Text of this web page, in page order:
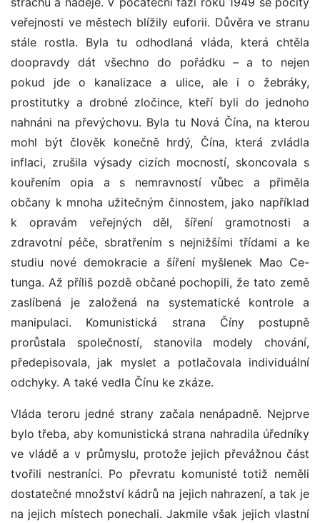
veřejnosti ve městech blížily euforii. Důvěra ve stranu
stále rostla. Byla tu odhodlaná vláda, která chtěla
doopravdy dát všechno do pořádku – a to nejen
pokud jde o kanalizace a ulice, ale i o žebráky,
prostitutky a drobné zločince, kteří byli do jednoho
nahnáni na převýchovu. Byla tu Nová Čína, na kterou
mohl být člověk konečně hrdý, Čína, která zvládla
inflaci, zrušila výsady cizích mocností, skoncovala s
kouřením opia a s nemravností vůbec a přiměla
občany k mnoha užitečným činnostem, jako například
k opravám veřejných děl, šíření gramotnosti a
zdravotní péče, sbratřením s nejnižšími třídami a ke
studiu nové demokracie a šíření myšlenek Mao Ce-
tunga. Až příliš pozdě občané pochopili, že tato země
zaslíbená je založená na systematické kontrole a
manipulaci. Komunistická strana Číny postupně
prorůstala společností, stanovila modely chování,
předepisovala, jak myslet a potlačovala individuální
odchyky. A také vedla Čínu ke zkáze.
Vláda teroru jedné strany začala nenápadně. Nejprve
bylo třeba, aby komunistická strana nahradila úředníky
ve vládě a v průmyslu, protože jejich převážnou část
tvořili nestraníci. Po převratu komunisté totiž neměli
dostatečné množství kádrů na jejich nahrazení, a tak je
na jejich místech ponechali. Jakmile však jejich vlastní